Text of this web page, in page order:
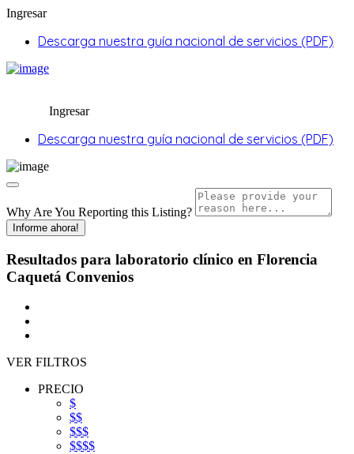
Ingresar
Descarga nuestra guía nacional de servicios (PDF)
Ingresar
Descarga nuestra guía nacional de servicios (PDF)
Why Are You Reporting this Listing?
Informe ahora!
Resultados para laboratorio clínico en Florencia
Caquetá Convenios
VER FILTROS
PRECIO
$
$$
$$$
$$$$